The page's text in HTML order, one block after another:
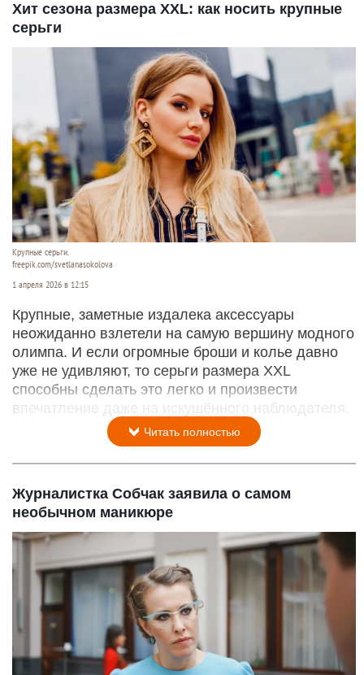
Хит сезона размера XXL: как носить крупные
серьги
Крупные серьги.
freepik.com/svetlanasokolova
1 апреля 2026 в 12:15
Крупные, заметные издалека аксессуары
неожиданно взлетели на самую вершину модного
олимпа. И если огромные броши и колье давно
уже не удивляют, то серьги размера XXL
способны сделать это легко и произвести
впечатление даже на искушённого наблюдателя.
Читать полностью
Журналистка Собчак заявила о самом
необычном маникюре